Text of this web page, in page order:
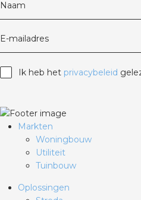
Naam
E-mailadres
Ik heb het privacybeleid
Markten
Woningbouw
Utiliteit
Tuinbouw
Oplossingen